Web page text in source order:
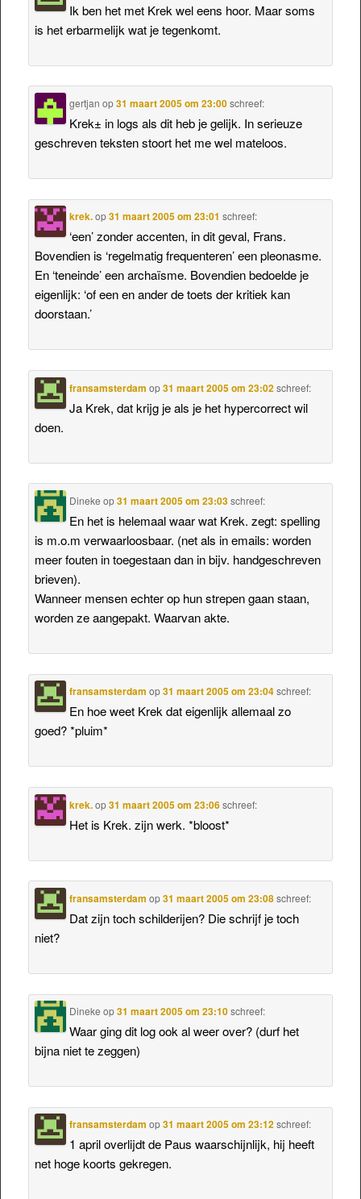
Ik ben het met Krek wel eens hoor. Maar soms
is het erbarmelijk wat je tegenkomt.
gertjan op31 maart 2005 om 23:00 schreef:
Krek± in logs als dit heb je gelijk. In serieuze
geschreven teksten stoort het me wel mateloos.
krek.op31 maart 2005 om 23:01 schreef:
‘een’ zonder accenten, in dit geval, Frans.
Bovendien is ‘regelmatig frequenteren’ een pleonasme.
En ‘teneinde’ een archaïsme. Bovendien bedoelde je
eigenlijk: ‘of een en ander de toets der kritiek kan
doorstaan.’
fransamsterdam op31 maart 2005 om 23:02 schreef:
Ja Krek, dat krijg je als je het hypercorrect wil
doen.
Dineke op31 maart 2005 om 23:03 schreef:
En het is helemaal waar wat Krek. zegt: spelling
is m.o.m verwaarloosbaar. (net als in emails: worden
meer fouten in toegestaan dan in bijv. handgeschreven
brieven).
Wanneer mensen echter op hun strepen gaan staan,
worden ze aangepakt. Waarvan akte.
fransamsterdam op31 maart 2005 om 23:04 schreef:
En hoe weet Krek dat eigenlijk allemaal zo
goed? *pluim*
krek.op31 maart 2005 om 23:06 schreef:
Het is Krek. zijn werk. *bloost*
fransamsterdam op31 maart 2005 om 23:08 schreef:
Dat zijn toch schilderijen? Die schrijf je toch
niet?
Dineke op31 maart 2005 om 23:10 schreef:
Waar ging dit log ook al weer over? (durf het
bijna niet te zeggen)
fransamsterdam op31 maart 2005 om 23:12 schreef:
1 april overlijdt de Paus waarschijnlijk, hij heeft
net hoge koorts gekregen.